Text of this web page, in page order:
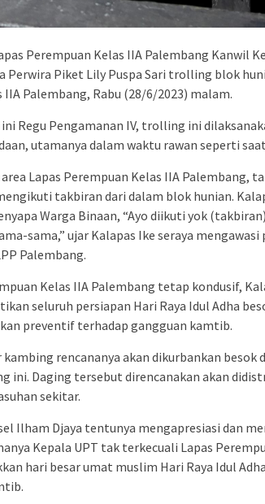
Perempuan Kelas IIA Palembang Kanwil
Perwira Piket Lily Puspa Sari trolling blok
Palembang, Rabu (28/6/2023) malam.
Regu Pengamanan IV, trolling ini
utamanya dalam waktu rawan seperti
Lapas Perempuan Kelas IIA Palembang,
takbiran dari dalam blok hunian.
Warga Binaan, “Ayo diikuti yok
sama,” ujar Kalapas Ike seraya mengawasi
Palembang.
Kelas IIA Palembang tetap kondusif,
seluruh persiapan Hari Raya Idul Adha
preventif terhadap gangguan kamtib.
kambing rencananya akan dikurbankan besok
ini. Daging tersebut direncanakan akan
sekitar.
Ilham Djaya tentunya mengapresiasi dan
Kepala UPT tak terkecuali Lapas
hari besar umat muslim Hari Raya Idul